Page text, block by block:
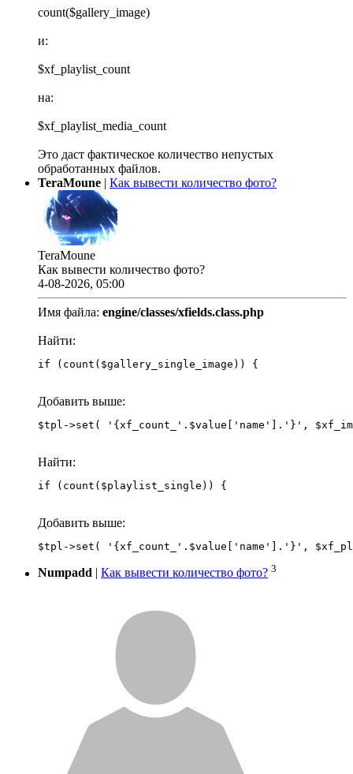
count($gallery_image)
и:
$xf_playlist_count
на:
$xf_playlist_media_count
Это даст фактическое количество непустых
обработанных файлов.
TeraMoune | Как вывести количество фото?
TeraMoune
Как вывести количество фото?
4-08-2026, 05:00
Имя файла: engine/classes/xfields.class.php
Найти:
if (count($gallery_single_image)) {
Добавить выше:
Найти:
if (count($playlist_single)) {
Добавить выше:
Numpadd Как вывести количество фото? 3